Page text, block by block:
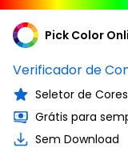
Pick Color
Verificador de
Seletor de
Grátis para
Sem Download